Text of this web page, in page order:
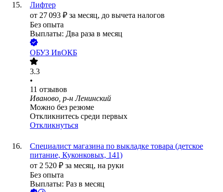
Лифтер
от 27 093 ₽ за месяц, до вычета налогов
Без опыта
Выплаты: Два раза в месяц
ОБУЗ ИвОКБ
3.3
•
11 отзывов
Иваново, р-н Ленинский
Можно без резюме
Откликнитесь среди первых
Откликнуться
Специалист магазина по выкладке товара (детское
питание, Куконковых, 141)
от 2 520 ₽ за месяц, на руки
Без опыта
Выплаты: Раз в месяц